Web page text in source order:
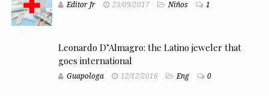
Editor Jr 25/09/2017 Niños 1
Leonardo D’Almagro: the Latino jeweler that
goes international
Guapologa 12/12/2016 Eng 0